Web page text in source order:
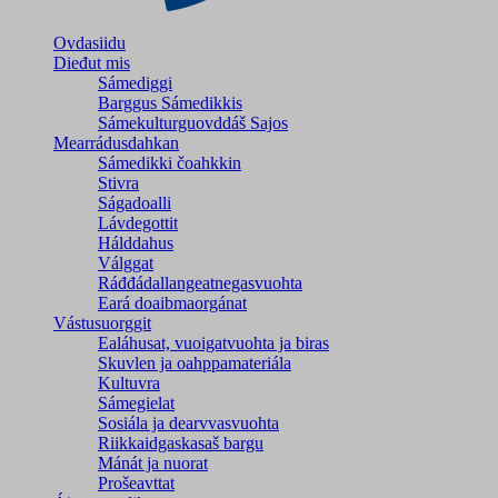
Ovdasiidu
Dieđut mis
Sámediggi
Barggus Sámedikkis
Sámekulturguovddáš Sajos
Mearrádusdahkan
Sámedikki čoahkkin
Stivra
Ságadoalli
Lávdegottit
Hálddahus
Válggat
Ráđđádallangeatnegas­vuohta
Eará doaibmaorgánat
Vástusuorggit
Ealáhusat, vuoigatvuohta ja biras
Skuvlen ja oahppamateriála
Kultuvra
Sámegielat
Sosiála ja dearvvasvuohta
Riikkaidgaskasaš bargu
Mánát ja nuorat
Prošeavttat